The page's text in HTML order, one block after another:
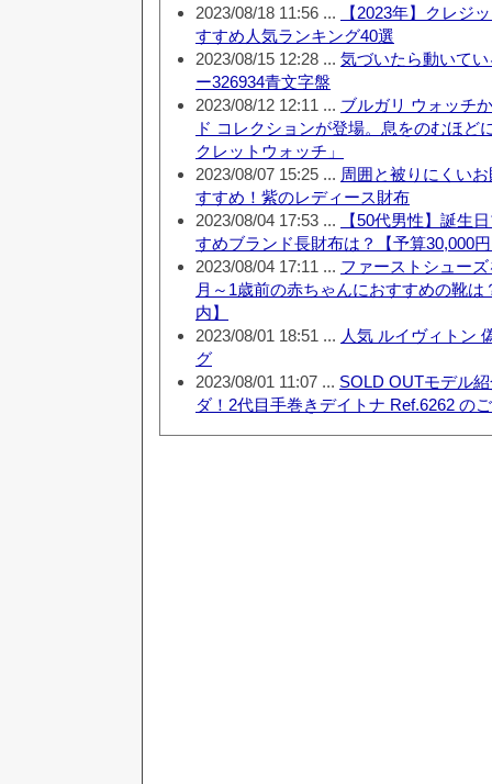
2023/08/18 11:56 ...
【2023年】クレジ
すすめ人気ランキング40選
2023/08/15 12:28 ... 気づいたら動いて
ー326934青文字盤
2023/08/12 12:11 ... ブルガリ ウォッチ
ド コレクションが登場。息をのむほど
クレットウォッチ」
2023/08/07 15:25 ... 周囲と被りにくい
すすめ！紫のレディース財布
2023/08/04 17:53 ...
【50代男性】誕生
すめブランド長財布は？【予算30,000
2023/08/04 17:11 ... ファーストシュー
月～1歳前の赤ちゃんにおすすめの靴は
内】
2023/08/01 18:51 ... 人気 ルイヴィトン
グ
2023/08/01 11:07 ... SOLD OUTモデル
ダ！2代目手巻きデイトナ Ref.6262 の